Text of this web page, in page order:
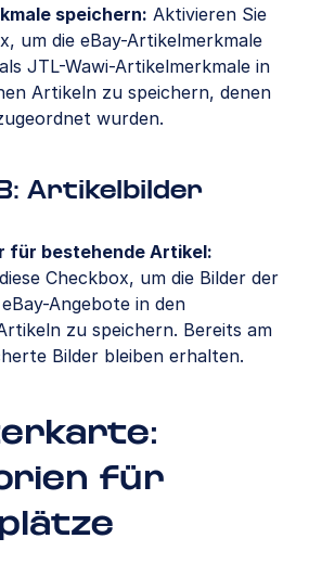
speichern: Aktivieren Sie
um die eBay-Artikelmerkmale
JTL-Wawi-Artikelmerkmale in
Artikeln zu speichern, denen
wurden.
Artikelbilder
für bestehende Artikel:
Checkbox, um die Bilder der
Angebote in den
zu speichern. Bereits am
Bilder bleiben erhalten.
für